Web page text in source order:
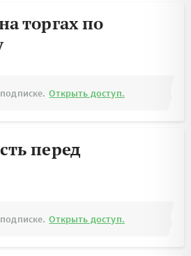
торгах по
Открыть доступ.
перед
Открыть доступ.